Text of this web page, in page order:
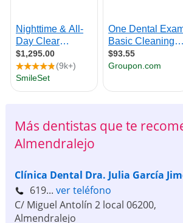
Más dentistas que te
Almendralejo
Clínica Dental Dra. Julia García
619... ver teléfono
C/ Miguel Antolín 2 local 06200,
Almendralejo